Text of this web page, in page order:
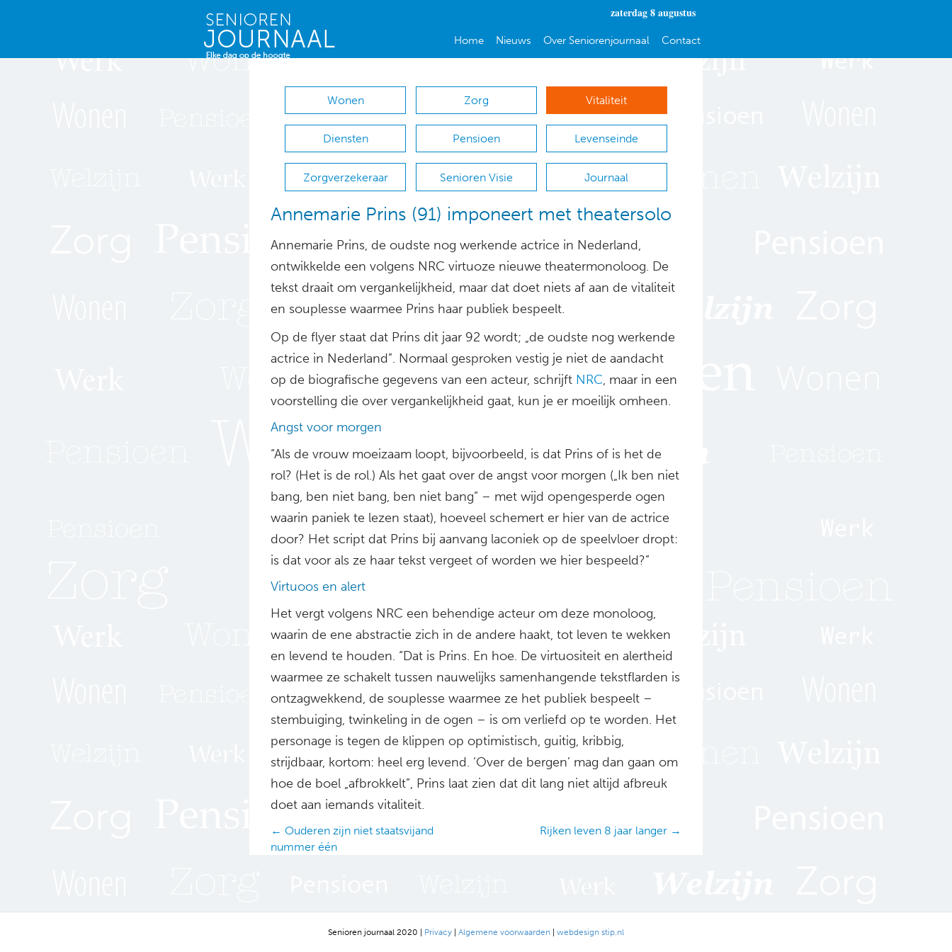
zaterdag 8 augustus
Home Nieuws Over Seniorenjournaal Contact
Wonen Zorg Vitaliteit
Diensten Pensioen Levenseinde
Zorgverzekeraar Senioren Visie Journaal
Annemarie Prins (91) imponeert met theatersolo
Annemarie Prins, de oudste nog werkende actrice in Nederland,
ontwikkelde een volgens NRC virtuoze nieuwe theatermonoloog. De
tekst draait om vergankelijkheid, maar dat doet niets af aan de vitaliteit
en souplesse waarmee Prins haar publiek bespeelt.
Op de flyer staat dat Prins dit jaar 92 wordt; „de oudste nog werkende
actrice in Nederland”. Normaal gesproken vestig je niet de aandacht
op de biografische gegevens van een acteur, schrijft NRC, maar in een
voorstelling die over vergankelijkheid gaat, kun je er moeilijk omheen.
Angst voor morgen
“Als de vrouw moeizaam loopt, bijvoorbeeld, is dat Prins of is het de
rol? (Het is de rol.) Als het gaat over de angst voor morgen („Ik ben niet
bang, ben niet bang, ben niet bang” – met wijd opengesperde ogen
waarin paniek te lezen staat), hoeveel schemert er hier van de actrice
door? Het script dat Prins bij aanvang laconiek op de speelvloer dropt:
is dat voor als ze haar tekst vergeet of worden we hier bespeeld?”
Virtuoos en alert
Het vergt volgens NRC een behendige acteur om deze monoloog,
waarin de ene abstractie zich in de andere haakt, tot leven te wekken
en levend te houden. “Dat is Prins. En hoe. De virtuositeit en alertheid
waarmee ze schakelt tussen nauwelijks samenhangende tekstflarden is
ontzagwekkend, de souplesse waarmee ze het publiek bespeelt –
stembuiging, twinkeling in de ogen – is om verliefd op te worden. Het
personage is tegen de klippen op optimistisch, guitig, kribbig,
strijdbaar, kortom: heel erg levend. ‘Over de bergen’ mag dan gaan om
hoe de boel „afbrokkelt”, Prins laat zien dat dit lang niet altijd afbreuk
doet aan iemands vitaliteit.
Posts
navigation
← Ouderen zijn niet staatsvijand
nummer één
Rijken leven 8 jaar langer →
Senioren journaal 2020 | Privacy | Algemene voorwaarden | webdesign stip.nl